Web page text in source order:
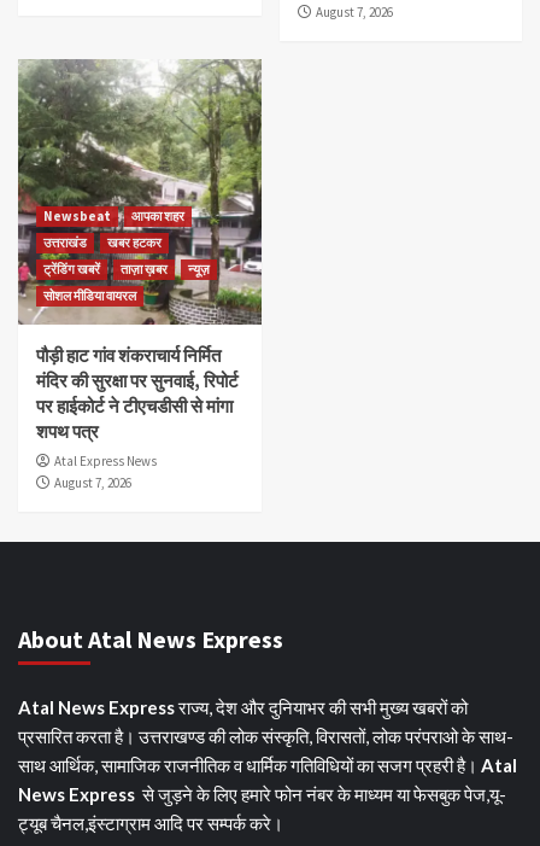
August 7, 2026
Newsbeat
आपका शहर
उत्तराखंड
खबर हटकर
ट्रेंडिंग खबरें
ताज़ा ख़बर
न्यूज़
सोशल मीडिया वायरल
पौड़ी हाट गांव शंकराचार्य निर्मित
मंदिर की सुरक्षा पर सुनवाई, रिपोर्ट
पर हाईकोर्ट ने टीएचडीसी से मांगा
शपथ पत्र
Atal Express News
August 7, 2026
About Atal News Express
Atal News Expressराज्य, देश और दुनियाभर की सभी मुख्य खबरों को
प्रसारित करता है। उत्तराखण्ड की लोक संस्कृति, विरासतों, लोक परंपराओ के साथ-
साथ आर्थिक, सामाजिक राजनीतिक व धार्मिक गतिविधियों का सजग प्रहरी है। Atal
News Express से जुड़ने के लिए हमारे फोन नंबर के माध्यम या फेसबुक पेज,यू-
ट्यूब चैनल,इंस्टाग्राम आदि पर सम्पर्क करे।